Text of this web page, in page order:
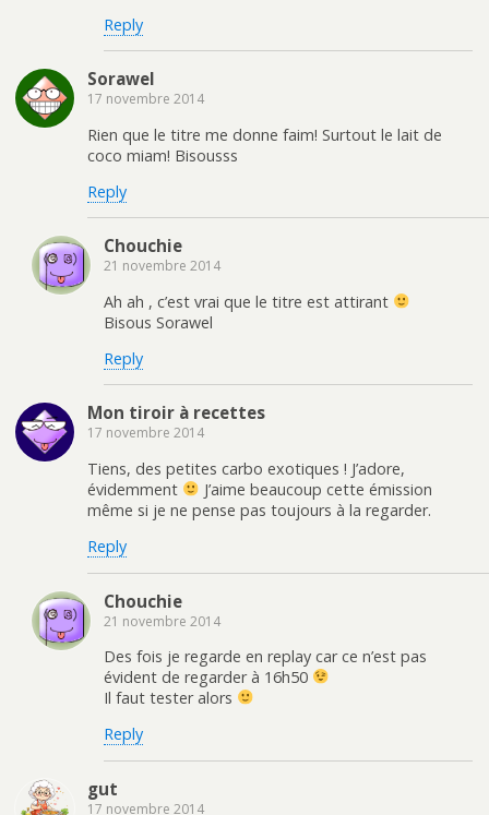
Reply
Sorawel
17 novembre 2014
Rien que le titre me donne faim! Surtout le lait de
coco miam! Bisousss
Reply
Chouchie
21 novembre 2014
Ah ah , c’est vrai que le titre est attirant
Bisous Sorawel
Reply
Mon tiroir à recettes
17 novembre 2014
Tiens, des petites carbo exotiques ! J’adore,
évidemment
J’aime beaucoup cette émission
même si je ne pense pas toujours à la regarder.
Reply
Chouchie
21 novembre 2014
Des fois je regarde en replay car ce n’est pas
évident de regarder à 16h50
Il faut tester alors
Reply
gut
17 novembre 2014